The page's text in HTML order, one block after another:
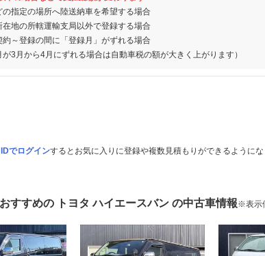
の指定の場所へ陸送納車を希望する場合
在地の所轄運輸支局以外で登録する場合
約～登録の間に「登録月」がずれる場合
が3月から4月にずれる場合は自動車税の額が大きく上がります）
でログインするとお気に入りに登録や複数見積もりができるようにな
すすめの トヨタ ハイエースバン の中古車情報※表示